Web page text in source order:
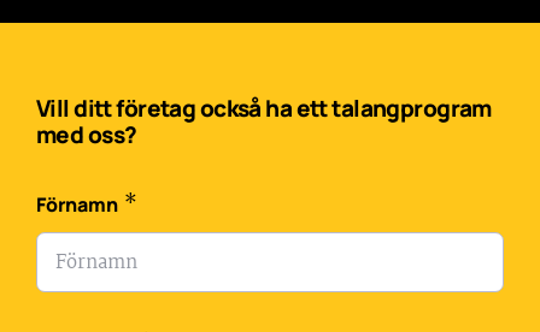
Vill ditt företag också ha ett talangprogram
med oss?
Förnamn *